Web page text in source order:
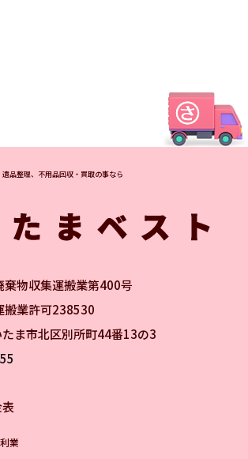
品整理、不用品回収・買取の事なら
棄物収集運搬業第400号
搬業許可238530
ま市北区別所町44番13の3
業